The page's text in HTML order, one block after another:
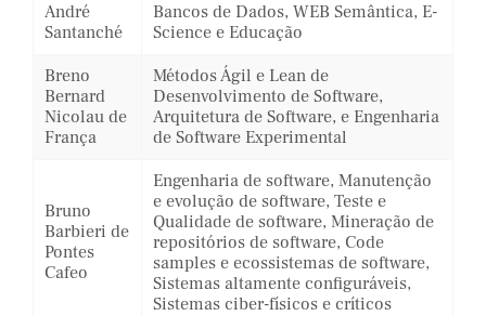
André
Santanché
Bancos de Dados, WEB Semântica, E-
Science e Educação
Breno
Bernard
Nicolau de
França
Métodos Ágil e Lean de
Desenvolvimento de Software,
Arquitetura de Software, e Engenharia
de Software Experimental
Bruno
Barbieri de
Pontes
Cafeo
Engenharia de software, Manutenção
e evolução de software, Teste e
Qualidade de software, Mineração de
repositórios de software, Code
samples e ecossistemas de software,
Sistemas altamente configuráveis,
Sistemas ciber-físicos e críticos